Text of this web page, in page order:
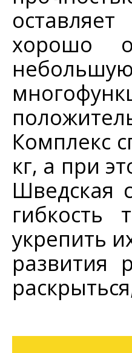
хорошо
Комплекс
кг, а при
Шведская
укрепить
развития